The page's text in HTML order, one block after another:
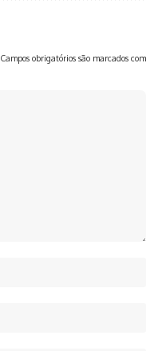
Campos obrigatórios são marcados com